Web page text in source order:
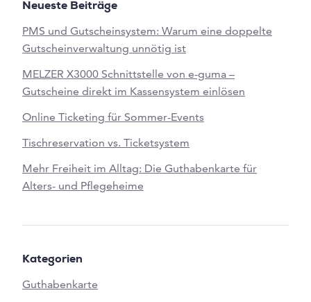
Neueste Beiträge
PMS und Gutscheinsystem: Warum eine doppelte
Gutscheinverwaltung unnötig ist
MELZER X3000 Schnittstelle von e-guma –
Gutscheine direkt im Kassensystem einlösen
Online Ticketing für Sommer-Events
Tischreservation vs. Ticketsystem
Mehr Freiheit im Alltag: Die Guthabenkarte für
Alters- und Pflegeheime
Kategorien
Guthabenkarte